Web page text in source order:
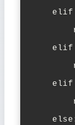
elif
elif
elif